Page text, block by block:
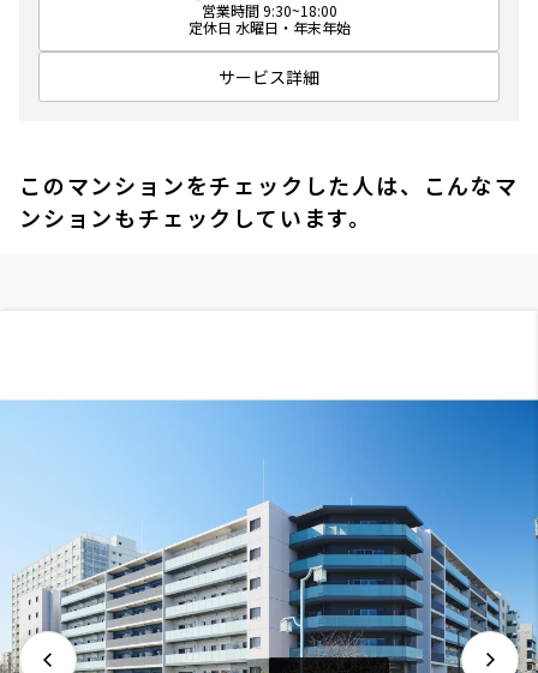
営業時間 9:30~18:00
定休日 水曜日・年末年始
サービス詳細
このマンションをチェックした人は、こんなマ
ンションもチェックしています。